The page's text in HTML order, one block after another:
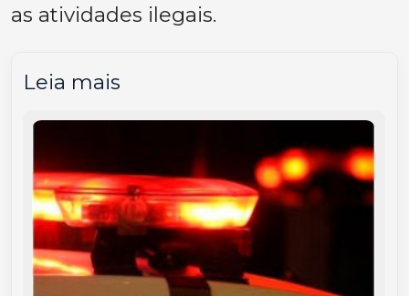
as atividades ilegais.
Leia mais